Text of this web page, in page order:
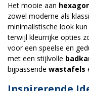
Het mooie aan
zowel moderne als
minimalistische look
terwijl kleurrijke opties
voor een speelse en
met een stijlvolle
bijpassende wastafels